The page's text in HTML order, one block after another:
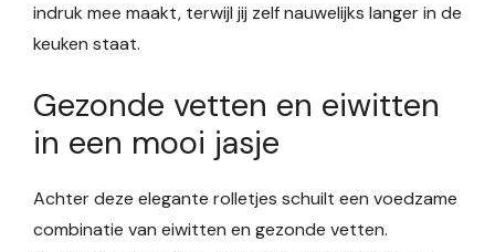
indruk mee maakt, terwijl jij zelf nauwelijks langer in de
keuken staat.
Gezonde vetten en eiwitten
in een mooi jasje
Achter deze elegante rolletjes schuilt een voedzame
combinatie van eiwitten en gezonde vetten.